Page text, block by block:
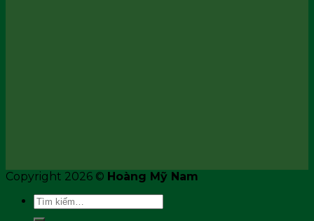
Copyright 2026 © Hoàng Mỹ Nam
Tìm
kiếm: